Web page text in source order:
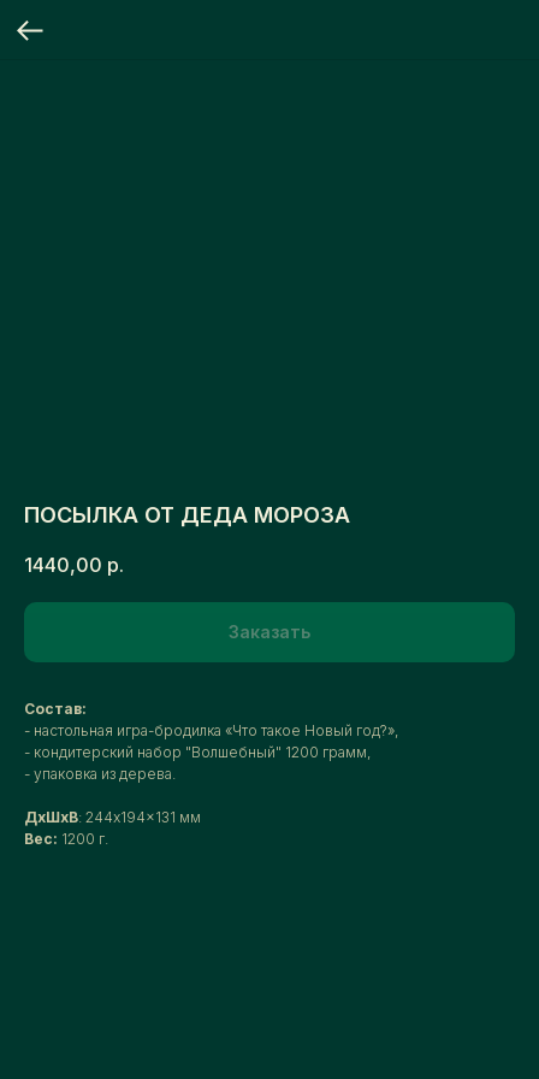
ПОСЫЛКА ОТ ДЕДА МОРОЗА
1440,00 р.
Заказать
Состав:
- настольная игра-бродилка «Что такое Новый год?»,
- кондитерский набор "Волшебный" 1200 грамм,
- упаковка из дерева.
ДxШxВ: 244x194x131 мм
Вес: 1200 г.